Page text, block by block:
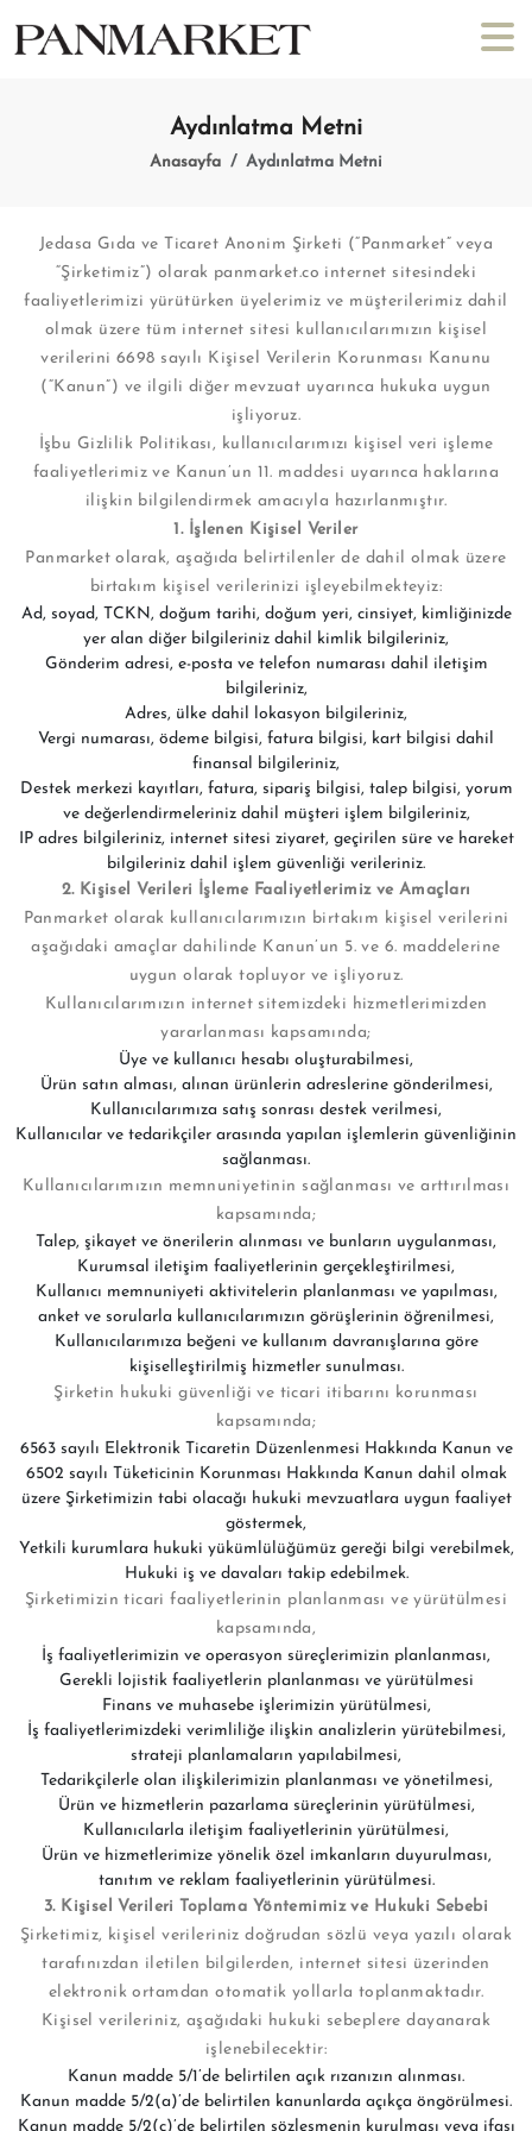
Aydınlatma Metni
Anasayfa Aydınlatma Metni
Jedasa Gıda ve Ticaret Anonim Şirketi (“Panmarket” veya
“Şirketimiz”) olarak panmarket.co internet sitesindeki
faaliyetlerimizi yürütürken üyelerimiz ve müşterilerimiz dahil
olmak üzere tüm internet sitesi kullanıcılarımızın kişisel
verilerini 6698 sayılı Kişisel Verilerin Korunması Kanunu
(“Kanun”) ve ilgili diğer mevzuat uyarınca hukuka uygun
işliyoruz.
İşbu Gizlilik Politikası, kullanıcılarımızı kişisel veri işleme
faaliyetlerimiz ve Kanun’un 11. maddesi uyarınca haklarına
ilişkin bilgilendirmek amacıyla hazırlanmıştır.
1. İşlenen Kişisel Veriler
Panmarket olarak, aşağıda belirtilenler de dahil olmak üzere
birtakım kişisel verilerinizi işleyebilmekteyiz:
Ad, soyad, TCKN, doğum tarihi, doğum yeri, cinsiyet, kimliğinizde
yer alan diğer bilgileriniz dahil kimlik bilgileriniz,
Gönderim adresi, e-posta ve telefon numarası dahil iletişim
bilgileriniz,
Adres, ülke dahil lokasyon bilgileriniz,
Vergi numarası, ödeme bilgisi, fatura bilgisi, kart bilgisi dahil
finansal bilgileriniz,
Destek merkezi kayıtları, fatura, sipariş bilgisi, talep bilgisi, yorum
ve değerlendirmeleriniz dahil müşteri işlem bilgileriniz,
IP adres bilgileriniz, internet sitesi ziyaret, geçirilen süre ve hareket
bilgileriniz dahil işlem güvenliği verileriniz.
2. Kişisel Verileri İşleme Faaliyetlerimiz ve Amaçları
Panmarket olarak kullanıcılarımızın birtakım kişisel verilerini
aşağıdaki amaçlar dahilinde Kanun’un 5. ve 6. maddelerine
uygun olarak topluyor ve işliyoruz.
Kullanıcılarımızın internet sitemizdeki hizmetlerimizden
yararlanması kapsamında;
Üye ve kullanıcı hesabı oluşturabilmesi,
Ürün satın alması, alınan ürünlerin adreslerine gönderilmesi,
Kullanıcılarımıza satış sonrası destek verilmesi,
Kullanıcılar ve tedarikçiler arasında yapılan işlemlerin güvenliğinin
sağlanması.
Kullanıcılarımızın memnuniyetinin sağlanması ve arttırılması
kapsamında;
Talep, şikayet ve önerilerin alınması ve bunların uygulanması,
Kurumsal iletişim faaliyetlerinin gerçekleştirilmesi,
Kullanıcı memnuniyeti aktivitelerin planlanması ve yapılması,
anket ve sorularla kullanıcılarımızın görüşlerinin öğrenilmesi,
Kullanıcılarımıza beğeni ve kullanım davranışlarına göre
kişiselleştirilmiş hizmetler sunulması.
Şirketin hukuki güvenliği ve ticari itibarını korunması
kapsamında;
6563 sayılı Elektronik Ticaretin Düzenlenmesi Hakkında Kanun ve
6502 sayılı Tüketicinin Korunması Hakkında Kanun dahil olmak
üzere Şirketimizin tabi olacağı hukuki mevzuatlara uygun faaliyet
göstermek,
Yetkili kurumlara hukuki yükümlülüğümüz gereği bilgi verebilmek,
Hukuki iş ve davaları takip edebilmek.
Şirketimizin ticari faaliyetlerinin planlanması ve yürütülmesi
kapsamında,
İş faaliyetlerimizin ve operasyon süreçlerimizin planlanması,
Gerekli lojistik faaliyetlerin planlanması ve yürütülmesi
Finans ve muhasebe işlerimizin yürütülmesi,
İş faaliyetlerimizdeki verimliliğe ilişkin analizlerin yürütebilmesi,
strateji planlamaların yapılabilmesi,
Tedarikçilerle olan ilişkilerimizin planlanması ve yönetilmesi,
Ürün ve hizmetlerin pazarlama süreçlerinin yürütülmesi,
Kullanıcılarla iletişim faaliyetlerinin yürütülmesi,
Ürün ve hizmetlerimize yönelik özel imkanların duyurulması,
tanıtım ve reklam faaliyetlerinin yürütülmesi.
3. Kişisel Verileri Toplama Yöntemimiz ve Hukuki Sebebi
Şirketimiz, kişisel verileriniz doğrudan sözlü veya yazılı olarak
tarafınızdan iletilen bilgilerden, internet sitesi üzerinden
elektronik ortamdan otomatik yollarla toplanmaktadır.
Kişisel verileriniz, aşağıdaki hukuki sebeplere dayanarak
işlenebilecektir:
Kanun madde 5/1’de belirtilen açık rızanızın alınması.
Kanun madde 5/2(a)’de belirtilen kanunlarda açıkça öngörülmesi.
Kanun madde 5/2(c)’de belirtilen sözleşmenin kurulması veya ifası